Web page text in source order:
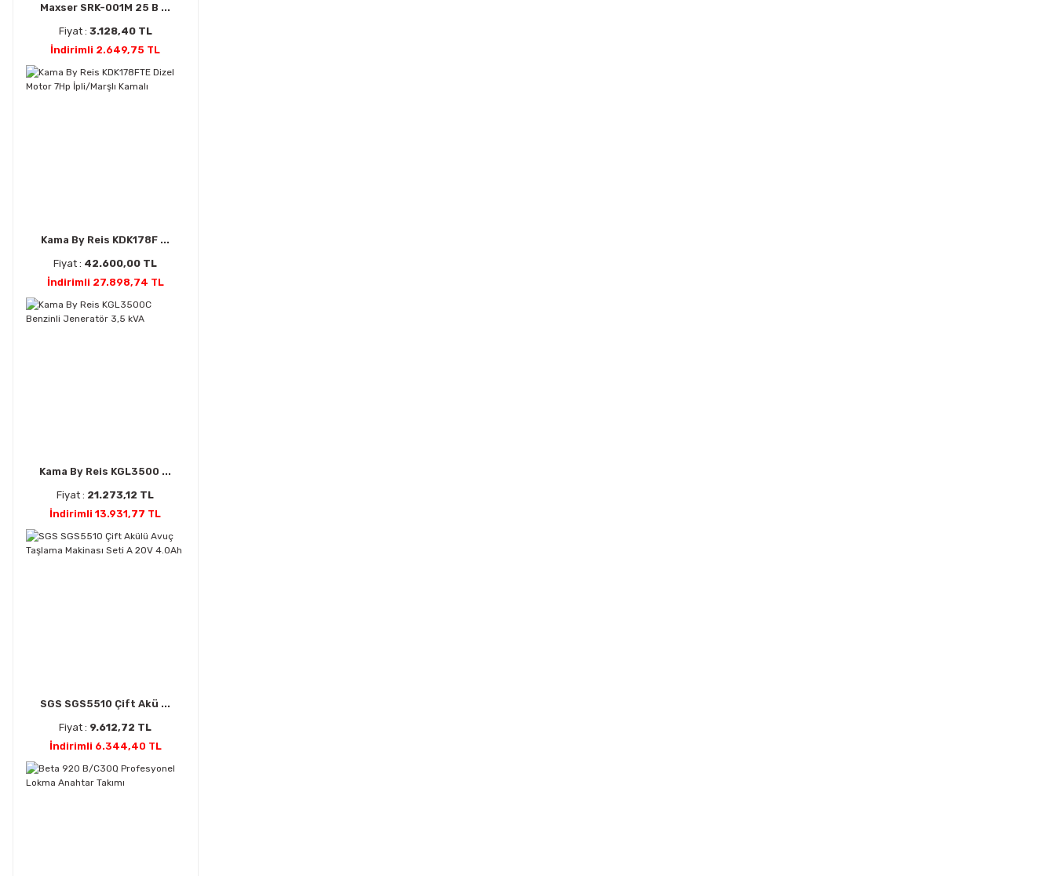
Maxser SRK-001M 25 B ...
Fiyat : 3.128,40 TL
İndirimli 2.649,75 TL
Kama By Reis KDK178F ...
Fiyat : 42.600,00 TL
İndirimli 27.898,74 TL
Kama By Reis KGL3500 ...
Fiyat : 21.273,12 TL
İndirimli 13.931,77 TL
SGS SGS5510 Çift Akü ...
Fiyat : 9.612,72 TL
İndirimli 6.344,40 TL